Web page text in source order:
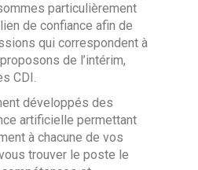
particulièrement
de confiance afin de
qui correspondent à
de l’intérim,
CDI.
développés des
artificielle permettant
à chacune de vos
trouver le poste le